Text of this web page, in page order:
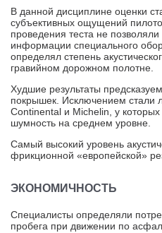
В данной дисциплине оценки
субъективных ощущений
проведения теста не
информации специального
определял степень
гравийном дорожном полотне.
Худшие результаты
покрышек. Исключением стали
Continental и Michelin, у
шумность на среднем уровне.
Самый высокий уровень
фрикционной «европейской»
ЭКОНОМИЧНОСТЬ
Специалисты определяли
пробега при движении по